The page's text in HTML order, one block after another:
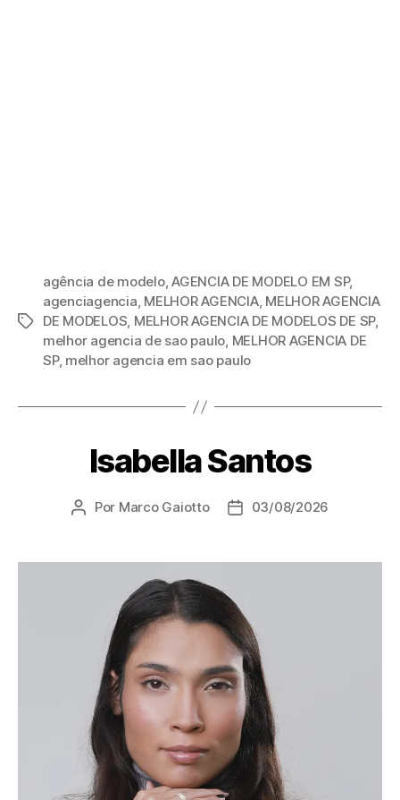
agência de modelo,AGENCIA DE MODELO EM SP,
agenciagencia, MELHOR AGENCIA, MELHOR AGENCIA
DE MODELOS, MELHOR AGENCIA DE MODELOS DE SP,
melhor agencia de sao paulo, MELHOR AGENCIA DE
SP, melhor agencia em sao paulo
Isabella Santos
Por Marco Gaiotto 03/08/2026